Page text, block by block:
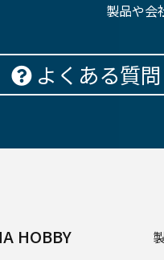
製品や会
よくある質問
HOBBY